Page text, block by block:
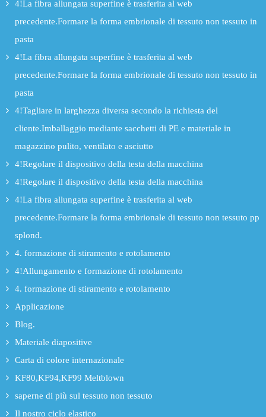
4!La fibra allungata superfine è trasferita al web
precedente.Formare la forma embrionale di tessuto non tessuto in
pasta
4!La fibra allungata superfine è trasferita al web
precedente.Formare la forma embrionale di tessuto non tessuto in
pasta
4!Tagliare in larghezza diversa secondo la richiesta del
cliente.Imballaggio mediante sacchetti di PE e materiale in
magazzino pulito, ventilato e asciutto
4!Regolare il dispositivo della testa della macchina
4!Regolare il dispositivo della testa della macchina
4!La fibra allungata superfine è trasferita al web
precedente.Formare la forma embrionale di tessuto non tessuto pp
splond.
4. formazione di stiramento e rotolamento
4!Allungamento e formazione di rotolamento
4. formazione di stiramento e rotolamento
Applicazione
Blog.
Materiale diapositive
Carta di colore internazionale
KF80,KF94,KF99 Meltblown
saperne di più sul tessuto non tessuto
Il nostro ciclo elastico